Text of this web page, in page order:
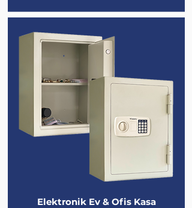
Elektronik Ev & Ofis Kasa